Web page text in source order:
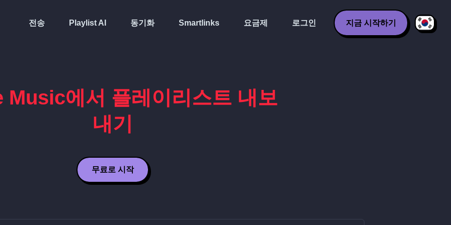
전송 Playlist AI 동기화 Smartlinks 요금제 로그인 지금 시작하기
Music에서 플레이리스트 내보
내기
무료로 시작